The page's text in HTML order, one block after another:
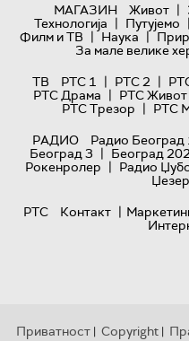
МАГАЗИН
Живот |
Технологијa | Путујемо |
Филм и ТВ | Наука |
За мале велике
ТВ
РТС 1 | РТС 2 |
РТС Драма | РТС Живот
РТС Трезор | РТС
РАДИО
Радио Београд
Београд 3 | Београд
Рокенролер | Радио
Џезер
РТС
Контакт |
Приватност | Copyright |